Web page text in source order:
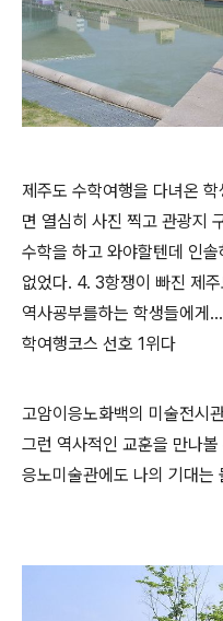
제주도 수학여행을 다녀온
면 열심히 사진 찍고 관광지
수학을 하고 와야할텐데 인
없었다. 4. 3항쟁이 빠진 제
역사굥부를하는 학생들에게
학여행코스 선호 1위다
고암이응노화백의 미술전시
그런 역사적인 교훈을 만나
응노미술관에도 나의 기대는